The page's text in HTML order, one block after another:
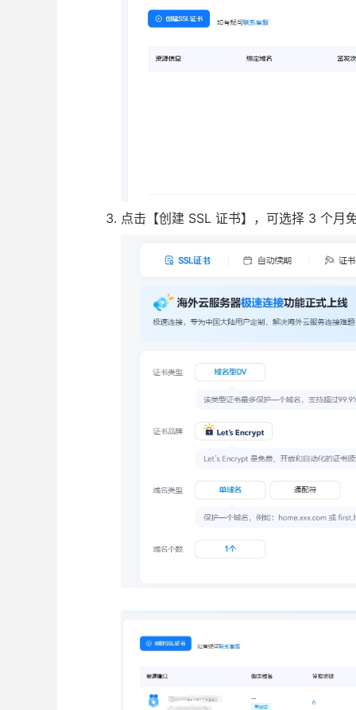
点击【创建 SSL 证书】，可选择 3 个月